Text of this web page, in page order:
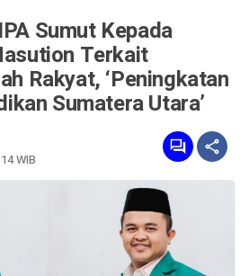
Sumut Kepada
Terkait
Rakyat, ‘Peningkatan
Sumatera Utara’
WIB